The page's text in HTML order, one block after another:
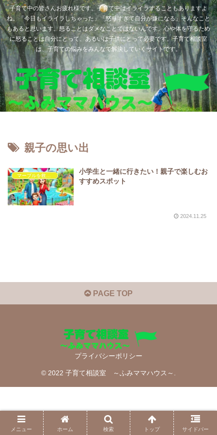
子育て中の皆さんお疲れ様です。子育て中はイライラすることもありますよ
ね。「今日もイライラしちゃった」「怒りすぎて自分が嫌になる」そんなこと
もあると思います。怒ることはダメなことではないんです。心や体を守るため
に怒ることは自分にとって、あるいは子供にとって必要です。子育て相談室
は、子育ての悩みをみんなで解決していくサイトです。
親子の思い出
小学生と一緒に行きたい！親子で楽しむお
すすめスポット
2024.11.25
PAGE TOP
プライバシーポリシー
© 2022 子育て相談室 ～ふみママハウス～.
メニュー ホーム 検索 トップ サイドバー